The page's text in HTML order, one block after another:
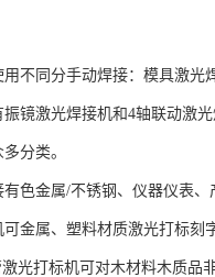
不同分手动焊接：模具激光
振镜激光焊接机和4轴联动激
分类。
色金属/不锈钢、仪器仪表
金属、塑料材质激光打标刻
激光打标机可对木材料木质品